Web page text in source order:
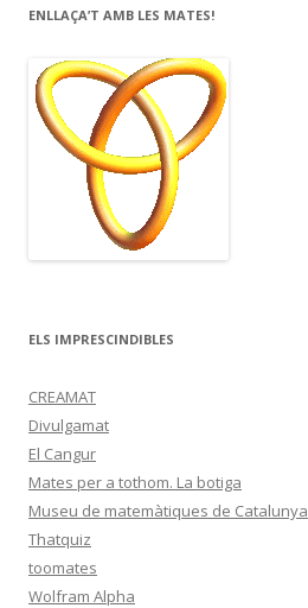
ENLLAÇA’T AMB LES MATES!
ELS IMPRESCINDIBLES
CREAMAT
Divulgamat
El Cangur
Mates per a tothom. La botiga
Museu de matemàtiques de Catalunya
Thatquiz
toomates
Wolfram Alpha